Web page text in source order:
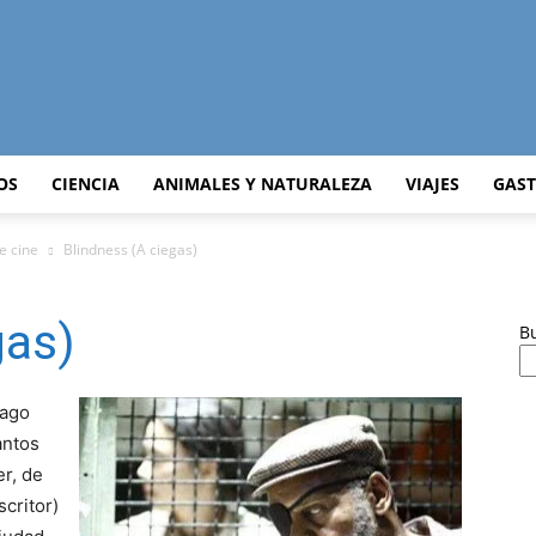
Curiosidades
del
CIENCIA ANIMALES Y NATURALEZA VIAJES
cine Blindness (A ciegas)
de